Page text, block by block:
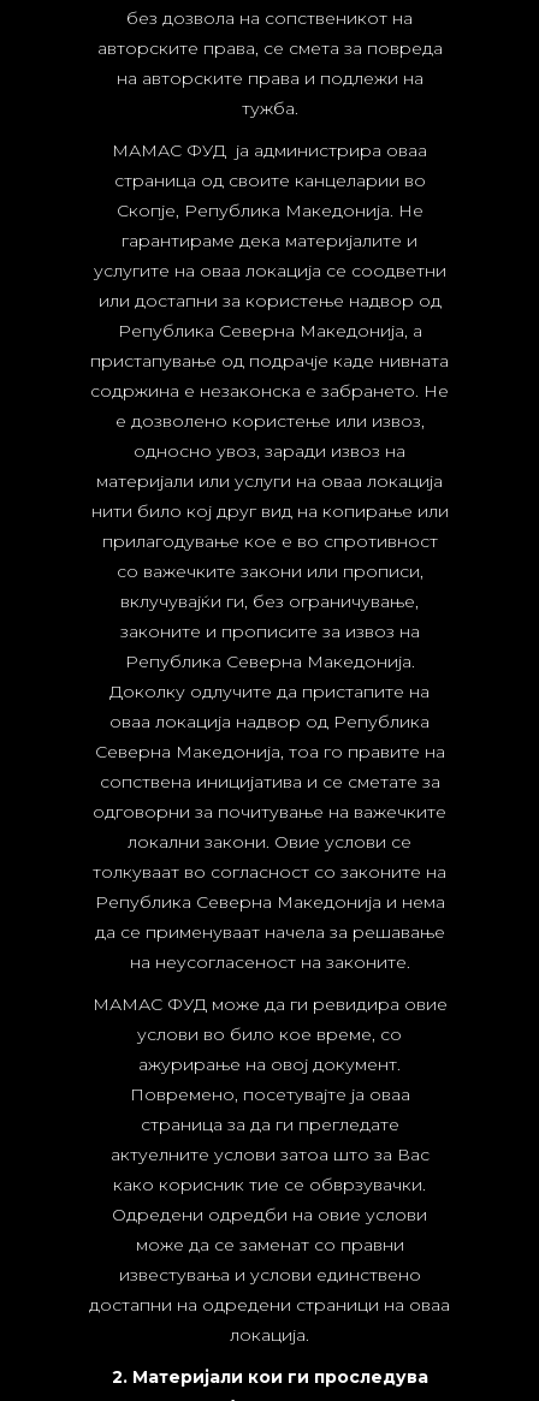
без дозвола на сопственикот на
авторските права, се смета за повреда
на авторските права и подлежи на
тужба.
МАМАС ФУД ја администрира оваа
страница од своите канцеларии во
Скопје, Република Македонија. Не
гарантираме дека материјалите и
услугите на оваа локација се соодветни
или достапни за користење надвор од
Република Северна Македонија, а
пристапување од подрачје каде нивната
содржина е незаконска е забрането. Не
е дозволено користење или извоз,
односно увоз, заради извоз на
материјали или услуги на оваа локација
нити било кој друг вид на копирање или
прилагодување кое е во спротивност
со важечките закони или прописи,
вклучувајќи ги, без ограничување,
законите и прописите за извоз на
Република Северна Македонија.
Доколку одлучите да пристапите на
оваа локација надвор од Република
Северна Македонија, тоа го правите на
сопствена иницијатива и се сметате за
одговорни за почитување на важечките
локални закони. Овие услови се
толкуваат во согласност со законите на
Република Северна Македонија и нема
да се применуваат начела за решавање
на неусогласеност на законите.
МАМАС ФУД може да ги ревидира овие
услови во било кое време, со
ажурирање на овој документ.
Повремено, посетувајте ја оваа
страница за да ги прегледате
актуелните услови затоа што за Вас
како корисник тие се обврзувачки.
Одредени одредби на овие услови
може да се заменат со правни
известувања и услови единствено
достапни на одредени страници на оваа
локација.
2. Материјали кои ги проследува